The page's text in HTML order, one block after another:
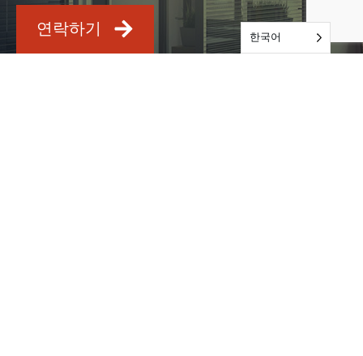
연락하기 한국어